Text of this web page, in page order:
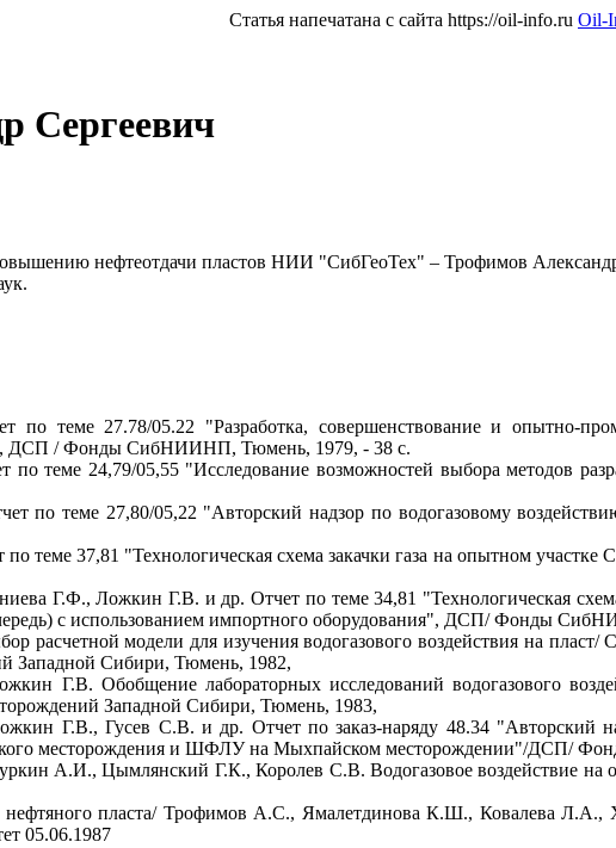
Статья напечатана с сайта https://oil-info.ru Oil-
Сергеевич
нефтеотдачи пластов НИИ "СибГеоТех" – Трофимов
теме 27.78/05.22 "Разработка, совершенствование и опытно-
ДСП / Фонды СибНИИНП, Тюмень, 1979, - 38 с.
теме 24,79/05,55 "Исследование возможностей выбора методов
по теме 27,80/05,22 "Авторский надзор по водогазовому
теме 37,81 "Технологическая схема закачки газа на опытном
Г.Ф., Ложкин Г.В. и др. Отчет по теме 34,81 "Технологическая схема
с использованием импортного оборудования", ДСП/ Фонды
модели для изучения водогазового воздействия на
Западной Сибири, Тюмень, 1982,
Г.В. Обобщение лабораторных исследований водогазового
Западной Сибири, Тюмень, 1983,
Г.В., Гусев С.В. и др. Отчет по заказ-наряду 48.34 "Авторский
месторождения и ШФЛУ на Мыхпайском месторождении"/ДСП/
А.И., Цымлянский Г.К., Королев С.В. Водогазовое воздействие на
нефтяного пласта/ Трофимов А.С., Ямалетдинова К.Ш., Ковалева
05.06.1987